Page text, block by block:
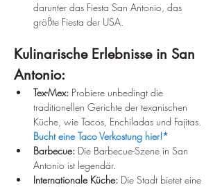
darunter das Fiesta San Antonio, das
größte Fiesta der USA.
Kulinarische Erlebnisse in San
Antonio:
Tex-Mex: Probiere unbedingt die
traditionellen Gerichte der texanischen
Küche, wie Tacos, Enchiladas und Fajitas.
Bucht eine Taco Verkostung hier!*
Barbecue: Die Barbecue-Szene in San
Antonio ist legendär.
Internationale Küche: Die Stadt bietet eine